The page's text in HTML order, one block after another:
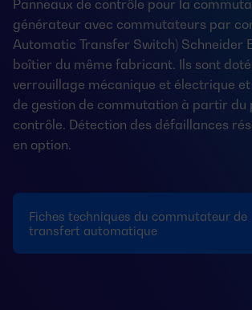
Panneaux de contrôle pour la
générateur avec commutateurs par
Automatic Transfer Switch) Schneider
boîtier du même fabricant. Ils sont
verrouillage mécanique et électrique et
de gestion de commutation à partir du
contrôle. Détection des défaillances
en option.
Fiches techniques du commutateur de
transfert automatique